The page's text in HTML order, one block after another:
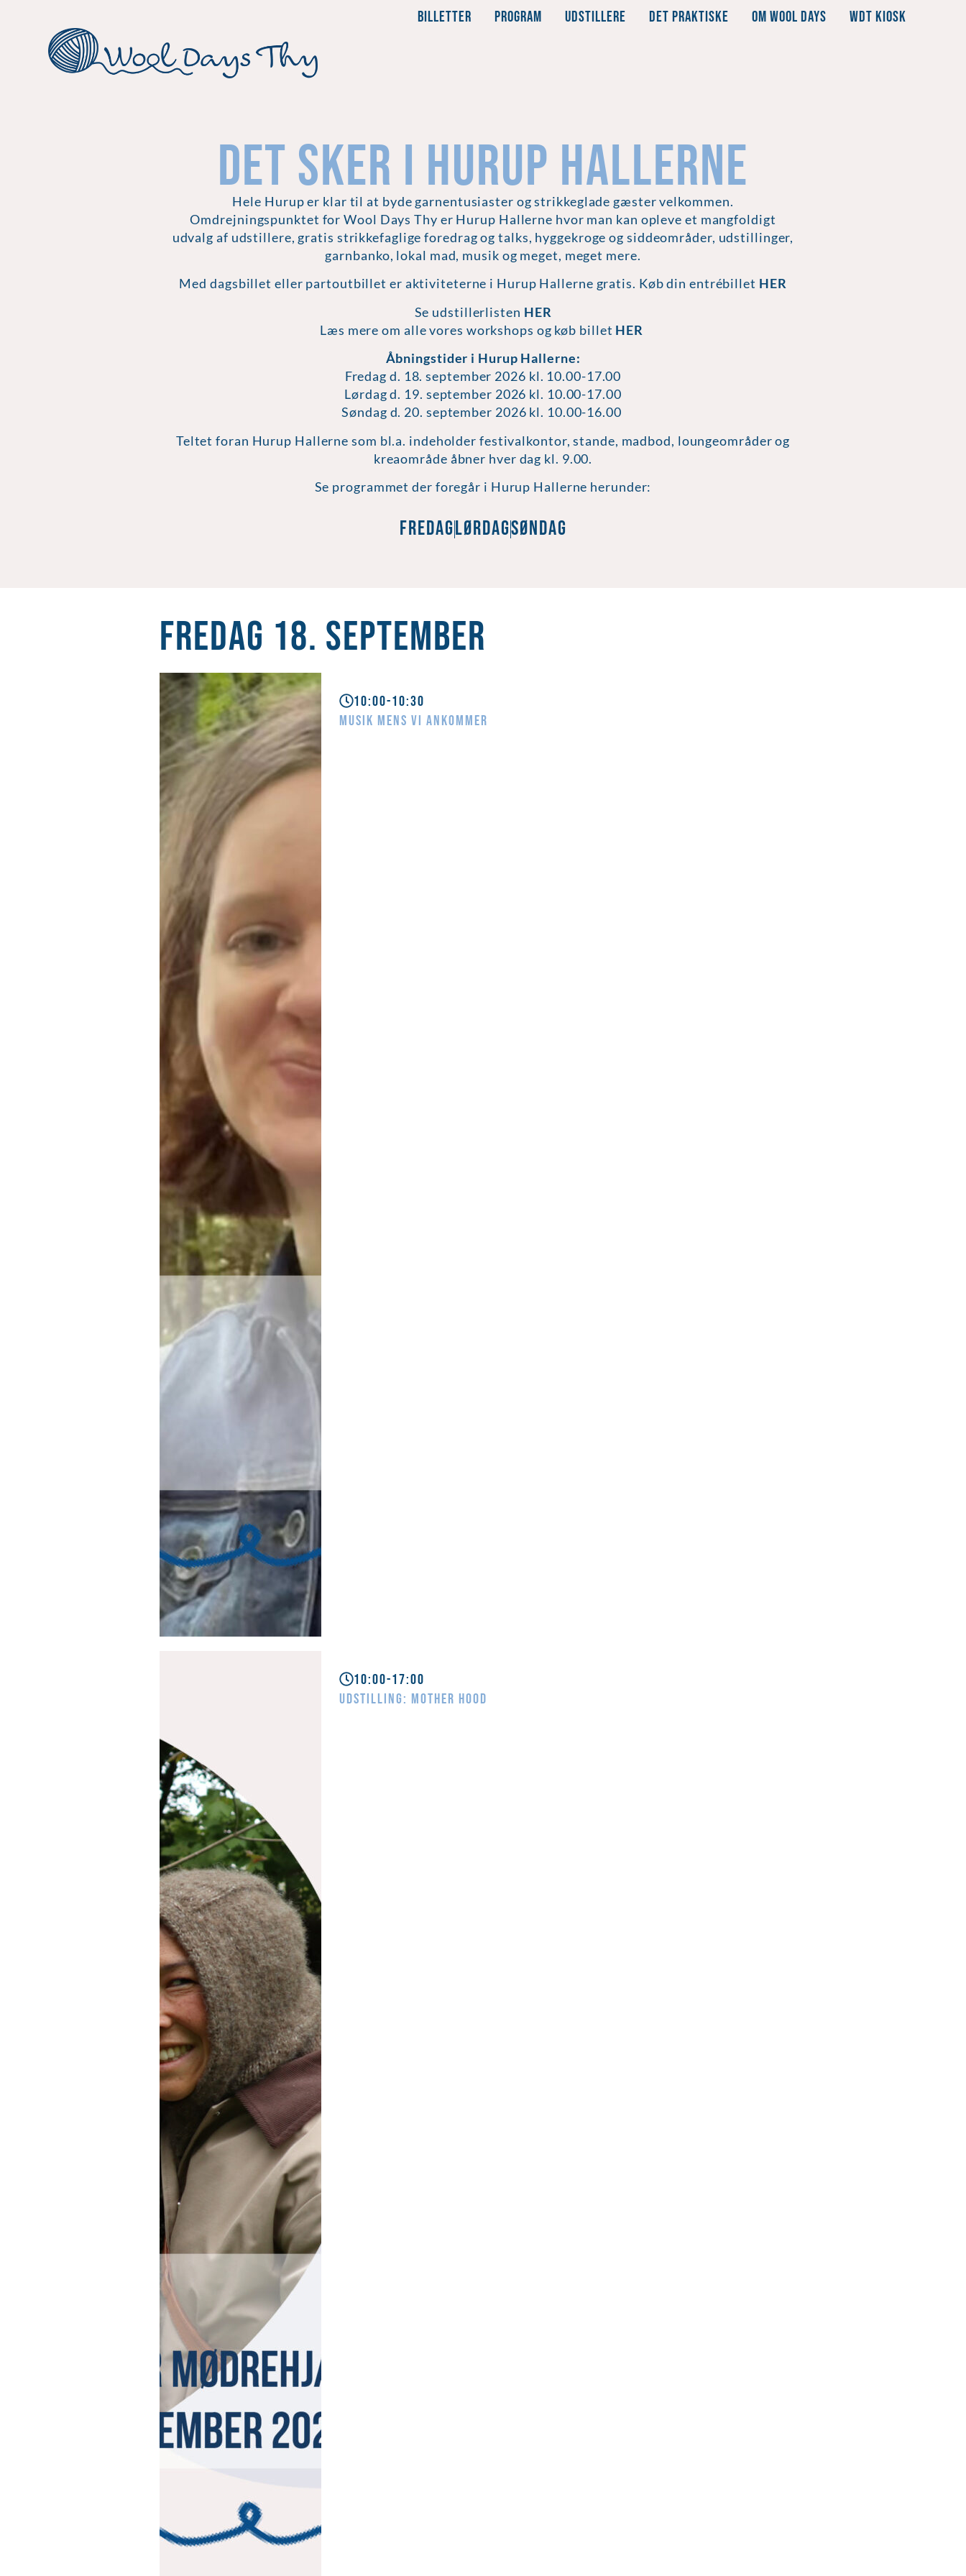
BILLETTER PROGRAM UDSTILLERE DET PRAKTISKE OM WOOL DAYS WDT KIOSK
DET SKER I HURUP HALLERNE
Hele Hurup er klar til at byde garnentusiaster og strikkeglade gæster velkommen.
Omdrejningspunktet for Wool Days Thy er Hurup Hallerne hvor man kan opleve et mangfoldigt
udvalg af udstillere, gratis strikkefaglige foredrag og talks, hyggekroge og siddeområder, udstillinger,
garnbanko, lokal mad, musik og meget, meget mere.
Med dagsbillet eller partoutbillet er aktiviteterne i Hurup Hallerne gratis. Køb din entrébillet HER
Se udstillerlisten HER
Læs mere om alle vores workshops og køb billet HER
Åbningstider i Hurup Hallerne:
Fredag d. 18. september 2026 kl. 10.00-17.00
Lørdag d. 19. september 2026 kl. 10.00-17.00
Søndag d. 20. september 2026 kl. 10.00-16.00
Teltet foran Hurup Hallerne som bl.a. indeholder festivalkontor, stande, madbod, loungeområder og
kreaområde åbner hver dag kl. 9.00.
Se programmet der foregår i Hurup Hallerne herunder:
FredagLørdagSøndag
Fredag 18. September
10:00-10:30
MUSIK MENS VI ANKOMMER
10:00-17:00
UDSTILLING: MOTHER HOOD